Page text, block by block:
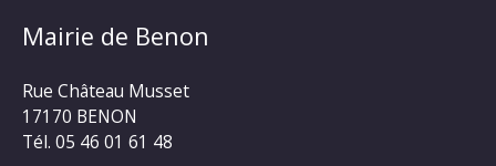
Mairie de Benon
Rue Château Musset
17170 BENON
Tél. 05 46 01 61 48